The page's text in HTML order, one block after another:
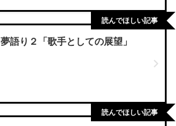
夢語り２「歌手としての展望」
読んでほしい記事
読んでほしい記事